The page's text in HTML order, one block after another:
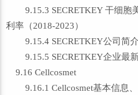
9.15.3 SECRETKEY 干细胞
利率（2018-2023）
9.15.4 SECRETKEY公司简
9.15.5 SECRETKEY企业最
9.16 Cellcosmet
9.16.1 Cellcosmet基本信息、